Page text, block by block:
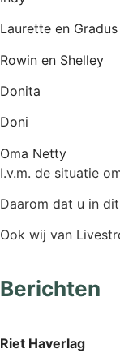
Laurette en Gradus
Rowin en Shelley
Donita
Doni
Oma Netty
I.v.m. de situatie
Daarom dat u in
Ook wij van
Berichten
Riet Haverlag